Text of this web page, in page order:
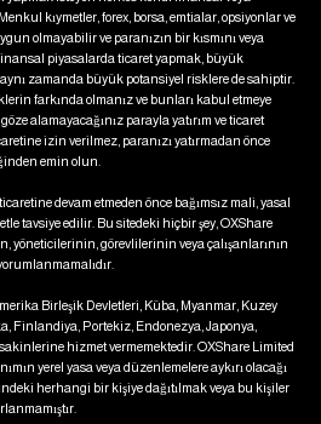
kıymetler, forex, borsa, emtialar, opsiyonlar ve
olmayabilir ve paranızın bir kısmını veya
piyasalarda ticaret yapmak, büyük
zamanda büyük potansiyel risklere de sahiptir.
farkında olmanız ve bunları kabul etmeye
alamayacağınız parayla yatırım ve ticaret
izin verilmez, paranızı yatırmadan önce
emin olun.
devam etmeden önce bağımsız mali, yasal
tavsiye edilir. Bu sitedeki hiçbir şey, OXShare
yöneticilerinin, görevlilerinin veya çalışanlarının
Birleşik Devletleri, Küba, Myanmar, Kuzey
Finlandiya, Portekiz, Endonezya, Japonya,
hizmet vermemektedir. OXShare Limited
yerel yasa veya düzenlemelere aykırı olacağı
herhangi bir kişiye dağıtılmak veya bu kişiler